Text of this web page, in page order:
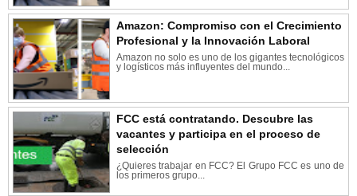
Amazon: Compromiso con el Crecimiento
Profesional y la Innovación Laboral
Amazon no solo es uno de los gigantes tecnológicos
y logísticos más influyentes del mundo...
FCC está contratando. Descubre las
vacantes y participa en el proceso de
selección
¿Quieres trabajar en FCC? El Grupo FCC es uno de
los primeros grupo...